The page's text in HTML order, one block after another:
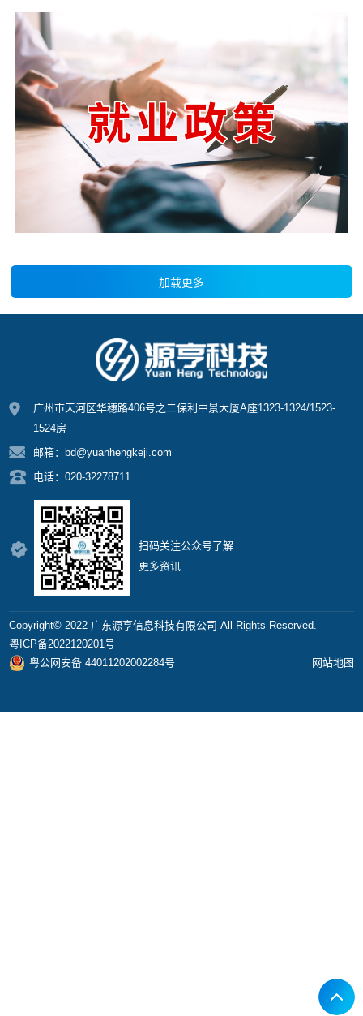
广州市天河区华穗路406号之二保利中景大厦A座1323-1324/1523-
1524房
邮箱：bd@yuanhengkeji.com
电话：020-32278711
扫码关注公众号了解
更多资讯
Copyright©️ 2022 广东源亨信息科技有限公司 All Rights Reserved.
粤ICP备2022120201号
网站地图
粤公网安备 44011202002284号